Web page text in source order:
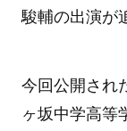
駿輔の出演が
今回公開され
ヶ坂中学高等